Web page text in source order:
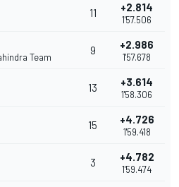
11 +2.814
1'57.506
Team
9 +2.986
1'57.678
13 +3.614
1'58.306
15 +4.726
1'59.418
3 +4.782
1'59.474